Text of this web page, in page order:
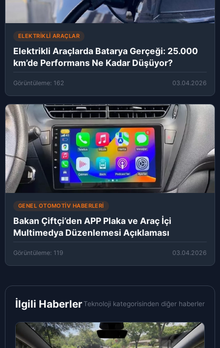
ELEKTRIKLI ARAÇLAR
Elektrikli Araçlarda Batarya Gerçeği: 25.000
km’de Performans Ne Kadar Düşüyor?
Görüntüleme: 162 03.04.2026
GENEL OTOMOTIV HABERLERI
Bakan Çiftçi’den APP Plaka ve Araç İçi
Multimedya Düzenlemesi Açıklaması
Görüntüleme: 119 03.04.2026
İlgili HaberlerTeknoloji kategorisinden diğer haberler